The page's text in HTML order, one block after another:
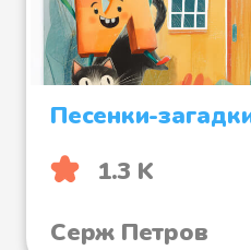
Песенки-
1.3 K
Серж Петров